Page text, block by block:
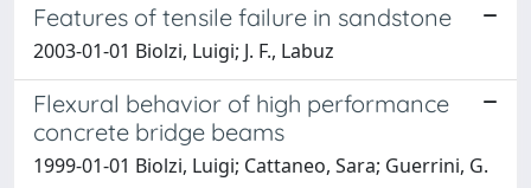
Features of tensile failure in sandstone
2003-01-01 Biolzi, Luigi; J. F., Labuz
Flexural behavior of high performance
concrete bridge beams
1999-01-01 Biolzi, Luigi; Cattaneo, Sara; Guerrini, G.